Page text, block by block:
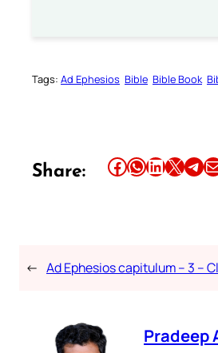
Tags: Ad Ephesios Bible Bible Book
Share: Share this article on Facebook Share this article on WhatsApp Share this article on LinkedIn Share this article on X Share this article on TelegramEmail this Article
← Ad Ephesios capitulum – 3 –
Pradeep